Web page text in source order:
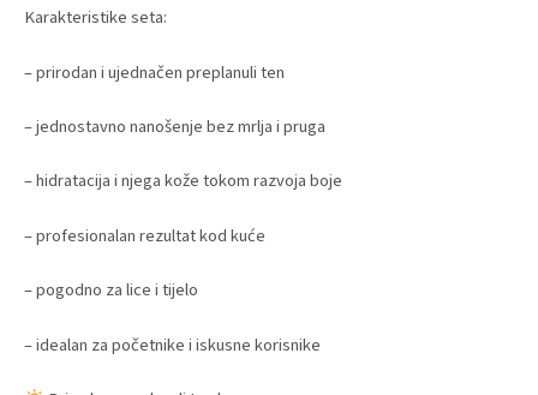
Karakteristike seta:
– prirodan i ujednačen preplanuli ten
– jednostavno nanošenje bez mrlja i pruga
– hidratacija i njega kože tokom razvoja boje
– profesionalan rezultat kod kuće
– pogodno za lice i tijelo
– idealan za početnike i iskusne korisnike